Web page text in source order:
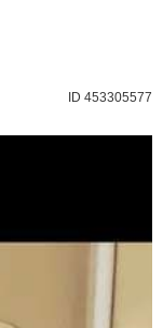
ID 453305577